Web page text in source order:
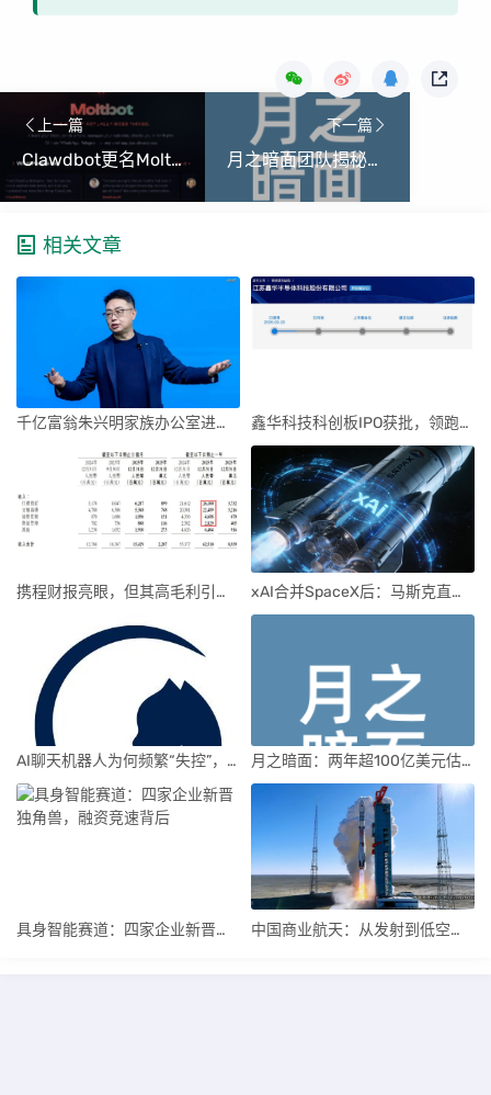
上一篇
Clawdbot更名Moltbot：套壳2.0时代来临，倒逼官方进化
下一篇
月之暗面团队揭秘Kimi K2.5与K3：创新、挑战与未来展望
相关文章
千亿富翁朱兴明家族办公室进军VC圈 鑫华科技科创板IPO获批，领跑国内半导体材料市场
携程财报亮眼，但其高毛利引发行业争议 xAI合并SpaceX后：马斯克直接介入，团队压力激增
AI聊天机器人为何频繁“失控”，背后原因及解决方案解析 月之暗面：两年超100亿美元估值，K2.5引领AI新纪元
具身智能赛道：四家企业新晋独角兽，融资竞速背后 中国商业航天：从发射到低空经济，全面加速